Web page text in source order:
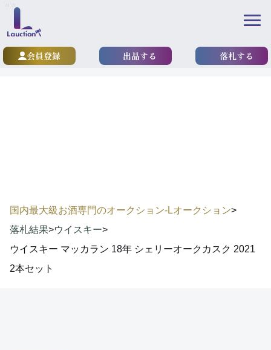
会員登録 出品する 落札する
国内最大級お酒専門のオークション-Lオークション>
落札結果>ウイスキー>
ウイスキー マッカラン 18年 シェリーオークカスク 2021
2本セット